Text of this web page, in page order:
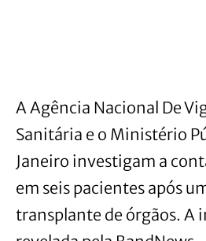
A Agência Nacional De
Sanitária e o Ministério
Janeiro investigam a
em seis pacientes após
transplante de órgãos. A